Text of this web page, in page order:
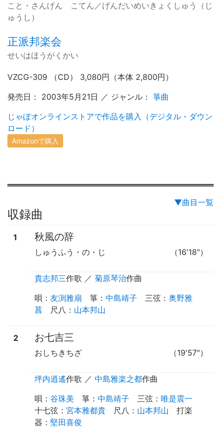
こと・さんげん こてん／げんだいめいきょくしゅう（じ
ゅうし）
正派邦楽会
せいはほうがくかい
VZCG-309 （CD） 3,080円（本体 2,800円）
発売日： 2003年5月21日 ／ ジャンル： 箏曲
じゃぽオンラインストアで作品を購入（デジタル・ダウン
ロード）
Amazonで購入
▼曲目一覧
収録曲
1 秋風の辞
（16'18"）
しゅうふう・の・じ
貴志邦三作歌 ／ 菊原琴治作曲
唄 ： 友渕雅扇 箏 ： 中島靖子 三弦 ： 奥野雅
菖
尺八 ： 山本邦山
2 お七吉三
（19'57"）
おしちきちざ
坪内逍遙作歌 ／ 中島雅楽之都作曲
唄 ： 谷珠美 箏 ： 中島靖子 三弦 ： 唯是震一
十七弦 ： 宮本雅都貴 尺八 ： 山本邦山
打楽
器 ： 堅田喜俊